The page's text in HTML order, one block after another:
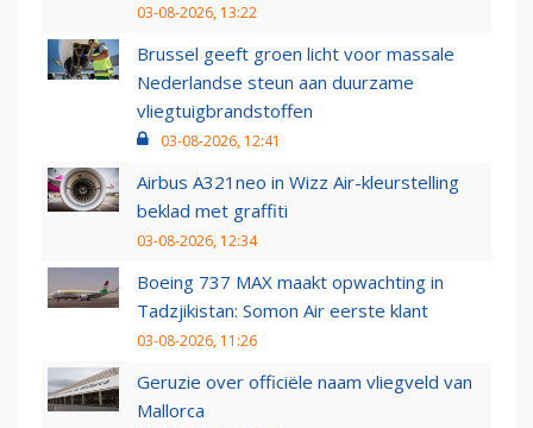
03-08-2026, 13:22
Brussel geeft groen licht voor massale
Nederlandse steun aan duurzame
vliegtuigbrandstoffen
03-08-2026, 12:41
Airbus A321neo in Wizz Air-kleurstelling
beklad met graffiti
03-08-2026, 12:34
Boeing 737 MAX maakt opwachting in
Tadzjikistan: Somon Air eerste klant
03-08-2026, 11:26
Geruzie over officiële naam vliegveld van
Mallorca